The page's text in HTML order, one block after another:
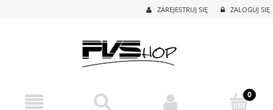
ZAREJESTRUJ SIĘ ZALOGUJ SIĘ